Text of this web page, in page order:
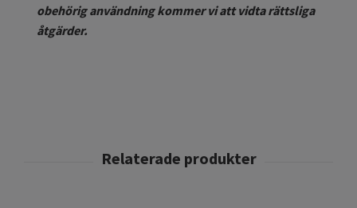
obehörig användning kommer vi att vidta rättsliga
åtgärder.